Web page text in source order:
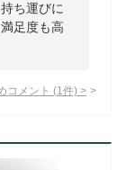
ち運びに
足度も高
コメント (1 件) >